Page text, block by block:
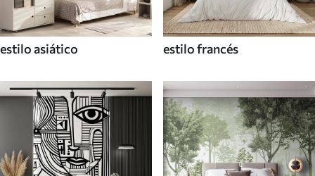
estilo asiático estilo francés